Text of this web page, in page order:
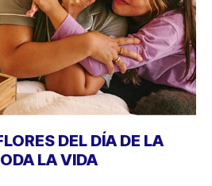
DEL DÍA DE LA
LA VIDA